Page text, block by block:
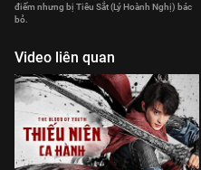
điếm nhưng bị Tiêu Sắt (Lý Hoành Nghị) bác
bỏ.
Video liên quan